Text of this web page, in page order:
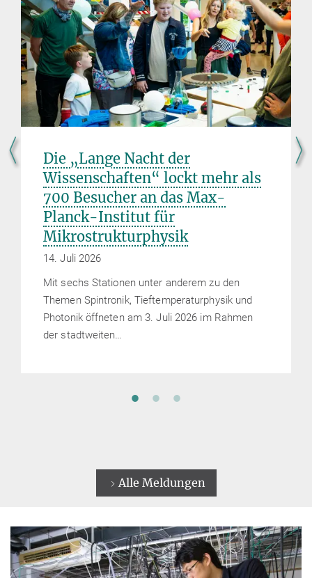
Die „Lange Nacht der
Wissenschaften“ lockt mehr als
700 Besucher an das Max-
Planck-Institut für
Mikrostrukturphysik
14. Juli 2026
Mit sechs Stationen unter anderem zu den
Themen Spintronik, Tieftemperaturphysik und
Photonik öffneten am 3. Juli 2026 im Rahmen
der stadtweiten…
Alle Meldungen